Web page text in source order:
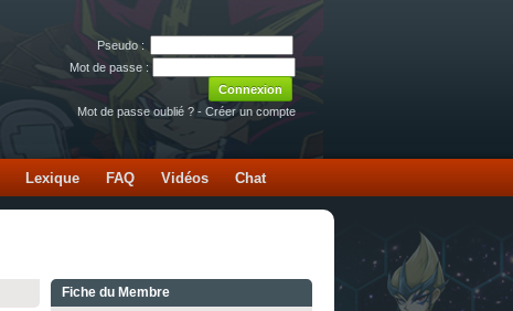
Pseudo :
Mot de passe :
Mot de passe oublié ? - Créer un compte
Lexique FAQ Vidéos Chat
Fiche du Membre